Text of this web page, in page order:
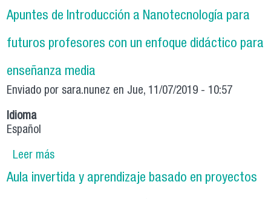
en indagación como estrategia de aprendizaje
activo en un curso de Física para futuros
profesores
Apuntes de Introducción a Nanotecnología para
futuros profesores con un enfoque didáctico para
enseñanza media
Enviado porsara.nunez en Jue, 11/07/2019 - 10:57
Idioma
Español
Leer mássobre Apuntes de Introducción a
Nanotecnología para futuros profesores con un
enfoque didáctico para enseñanza media
Aula invertida y aprendizaje basado en proyectos